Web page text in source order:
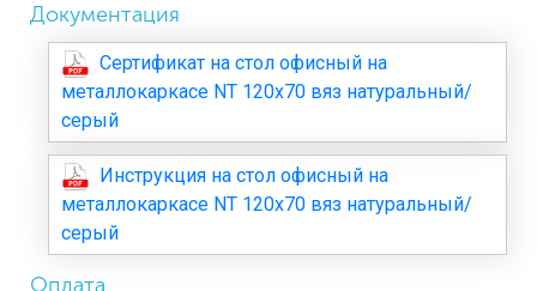
Документация
Сертификат на стол офисный на
металлокаркасе NT 120x70 вяз натуральный/
серый
Инструкция на стол офисный на
металлокаркасе NT 120x70 вяз натуральный/
серый
Оплата